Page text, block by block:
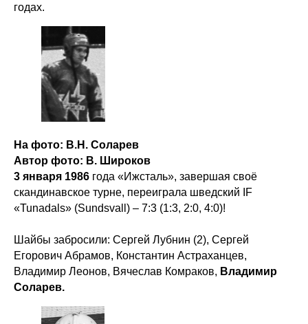
годах.
На фото: В.Н. Соларев
Автор фото: В. Широков
3 января 1986 года «Ижсталь», завершая своё
скандинавское турне, переиграла шведский IF
«Tunadals» (Sundsvall) – 7:3 (1:3, 2:0, 4:0)!
Шайбы забросили: Сергей Лубнин (2), Сергей
Егорович Абрамов, Константин Астраханцев,
Владимир Леонов, Вячеслав Комраков, Владимир
Соларев.